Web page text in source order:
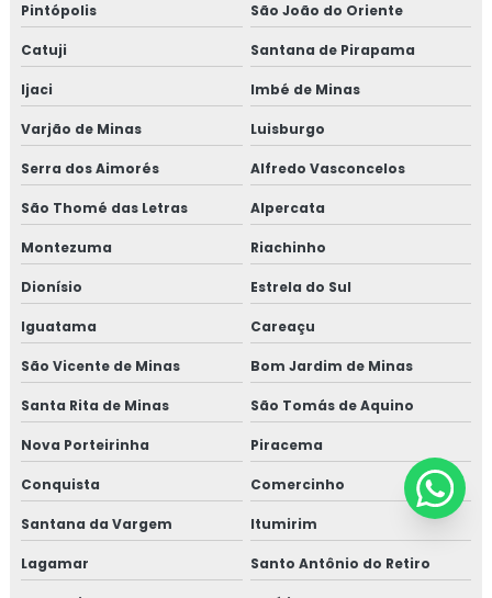
Pintópolis São João do Oriente
Catuji Santana de Pirapama
Ijaci Imbé de Minas
Varjão de Minas Luisburgo
Serra dos Aimorés Alfredo Vasconcelos
São Thomé das Letras Alpercata
Montezuma Riachinho
Dionísio Estrela do Sul
Iguatama Careaçu
São Vicente de Minas Bom Jardim de Minas
Santa Rita de Minas São Tomás de Aquino
Nova Porteirinha Piracema
Conquista Comercinho
Santana da Vargem Itumirim
Lagamar Santo Antônio do Retiro